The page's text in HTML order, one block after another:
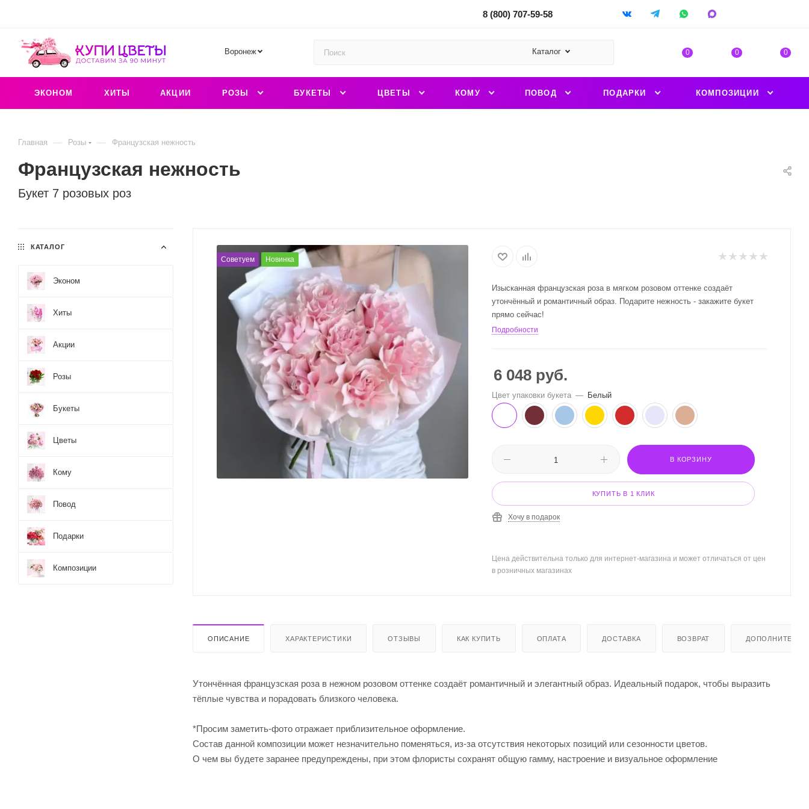
8 (800) 707-59-58
Воронеж Каталог 0 0 0
ЭКОНОМ ХИТЫ АКЦИИ РОЗЫ БУКЕТЫ ЦВЕТЫ КОМУ ПОВОД ПОДАРКИ КОМПОЗИЦИИ
Главная — Розы — Французская нежность
Букет 7 розовых роз
Французская нежность
Советуем Новинка
Изысканная французская роза в мягком розовом оттенке создаёт
утончённый и романтичный образ. Подарите нежность - закажите букет
прямо сейчас!
Подробности
6 048 руб.
Цвет упаковки букета — Белый
В КОРЗИНУ
КУПИТЬ В 1 КЛИК
Хочу в подарок
Цена действительна только для интернет-магазина и может отличаться от цен
в розничных магазинах
ОПИСАНИЕ ХАРАКТЕРИСТИКИ ОТЗЫВЫ КАК КУПИТЬ ОПЛАТА ДОСТАВКА ВОЗВРАТ
Утончённая французская роза в нежном розовом оттенке создаёт романтичный и элегантный образ. Идеальный подарок, чтобы выразить
тёплые чувства и порадовать близкого человека.
*Просим заметить-фото отражает приблизительное оформление.
Cостав данной композиции может незначительно поменяться, из-за отсутствия некоторых позиций или сезонности цветов.
О чем вы будете заранее предупреждены, при этом флористы сохранят общую гамму, настроение и визуальное оформление
КАТАЛОГ
Эконом
Хиты
Акции
Розы
Букеты
Цветы
Кому
Повод
Подарки
Композиции